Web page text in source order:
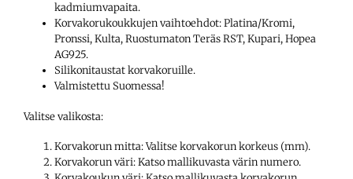
kadmiumvapaita.
Korvakorukoukkujen vaihtoehdot: Platina/Kromi,
Pronssi, Kulta, Ruostumaton Teräs RST, Kupari, Hopea
AG925.
Silikonitaustat korvakoruille.
Valmistettu Suomessa!
Valitse valikosta:
Korvakorun mitta: Valitse korvakorun korkeus (mm).
Korvakorun väri: Katso mallikuvasta värin numero.